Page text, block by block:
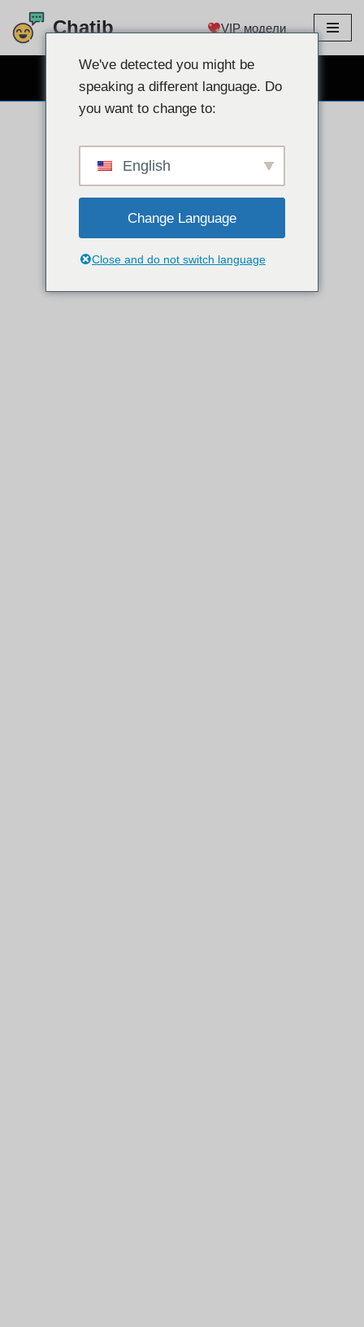
Преминете
съдържанието
Chatib VIP модели
We've detected you might be
speaking a different language. Do
you want to change to:
English
Change Language
Close and do not switch language